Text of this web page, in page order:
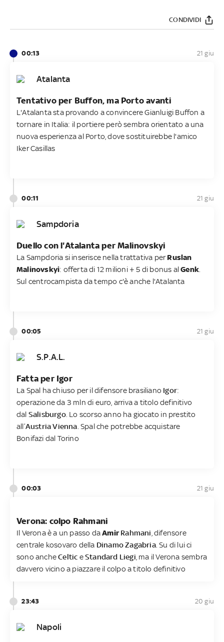
CONDIVIDI
00:13 21 giu
Atalanta
Tentativo per Buffon, ma Porto avanti
L'Atalanta sta provando a convincere Gianluigi Buffon a
tornare in Italia: il portiere però sembra orientato a una
nuova esperienza al Porto, dove sostituirebbe l'amico
Iker Casillas
00:11 21 giu
Sampdoria
Duello con l'Atalanta per Malinovskyi
La Sampdoria si inserisce nella trattativa perRuslan
Malinovskyi: offerta di 12 milioni + 5 di bonus alGenk
Sul centrocampista da tempo c'è anche l'Atalanta
00:05 21 giu
S.P.A.L.
Fatta per Igor
La Spal ha chiuso per il difensore brasiliano Igor:
operazione da 3 mln di euro, arriva a titolo definitivo
dal Salisburgo. Lo scorso anno ha giocato in prestito
all’Austria Vienna . Spal che potrebbe acquistare
Bonifazi dal Torino
00:03 21 giu
Verona: colpo Rahmani
Il Verona è a un passo daAmir Rahmani , difensore
centrale kosovaro della Dinamo Zagabria. Su di lui ci
sono ancheCeltic eStandard Liegi , ma il Verona sembra
davvero vicino a piazzare il colpo a titolo definitivo
23:43 20 giu
Napoli